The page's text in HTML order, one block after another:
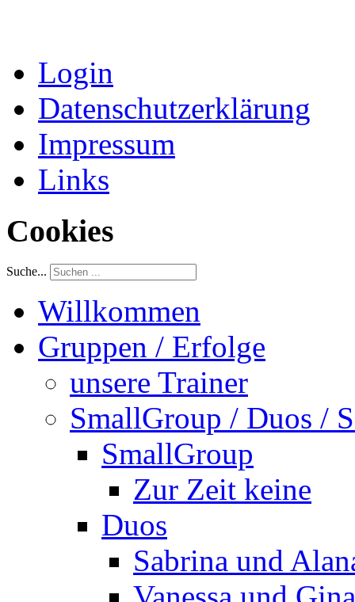
Login
Datenschutzerklärung
Impressum
Links
Cookies
Suche...
Willkommen
Gruppen / Erfolge
unsere Trainer
SmallGroup / Duos /
SmallGroup
Zur Zeit keine
Duos
Sabrina und